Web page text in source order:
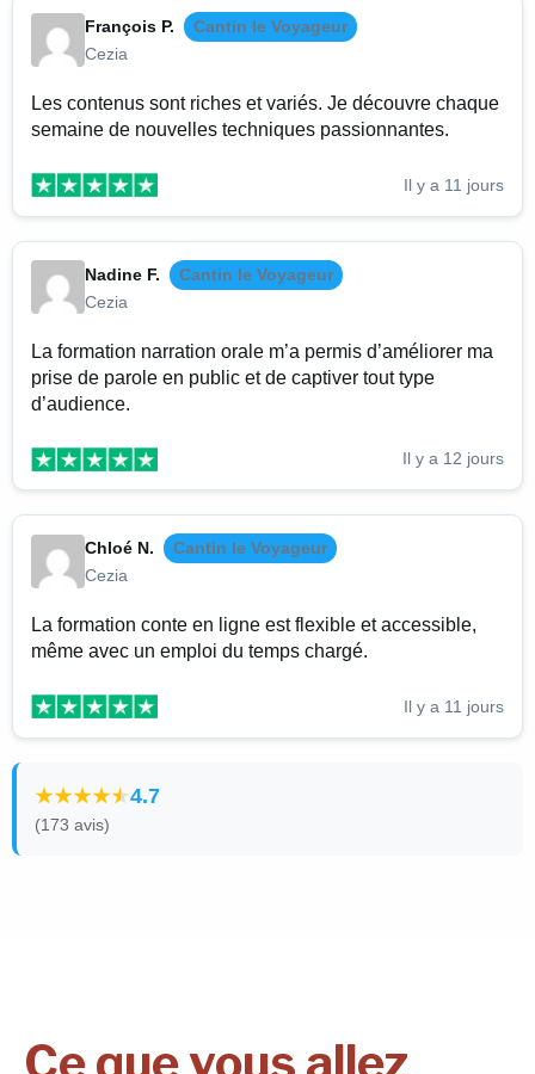
François P.
Cantin le Voyageur
Cezia
Les contenus sont riches et variés. Je découvre chaque
semaine de nouvelles techniques passionnantes.
Il y a 11 jours
Nadine F.
Cantin le Voyageur
Cezia
La formation narration orale m’a permis d’améliorer ma
prise de parole en public et de captiver tout type
d’audience.
Il y a 12 jours
Chloé N.
Cantin le Voyageur
Cezia
La formation conte en ligne est flexible et accessible,
même avec un emploi du temps chargé.
Il y a 11 jours
4.7
(173 avis)
Ce que vous allez